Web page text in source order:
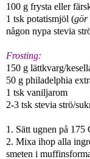
100 g frysta eller
1 tsk potatismjöl (gör
någon nypa stevia
Frosting:
150 g lättkvarg/
50 g philadelphia
1 tsk vaniljarom
2-3 tsk stevia strö/
1. Sätt ugnen på 175
2. Mixa ihop alla
smeten i